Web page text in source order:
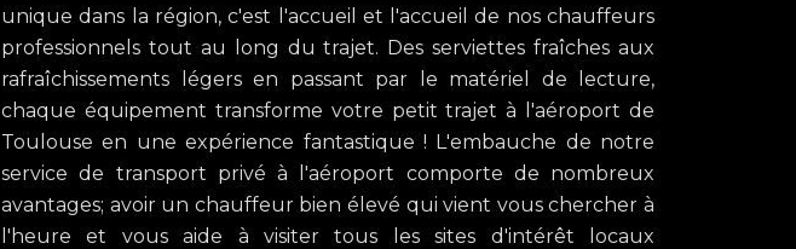
unique dans la région, c'est l'accueil et l'accueil de nos chauffeurs
professionnels tout au long du trajet. Des serviettes fraîches aux
rafraîchissements légers en passant par le matériel de lecture,
chaque équipement transforme votre petit trajet à l'aéroport de
Toulouse en une expérience fantastique ! L'embauche de notre
service de transport privé à l'aéroport comporte de nombreux
avantages; avoir un chauffeur bien élevé qui vient vous chercher à
l'heure et vous aide à visiter tous les sites d'intérêt locaux